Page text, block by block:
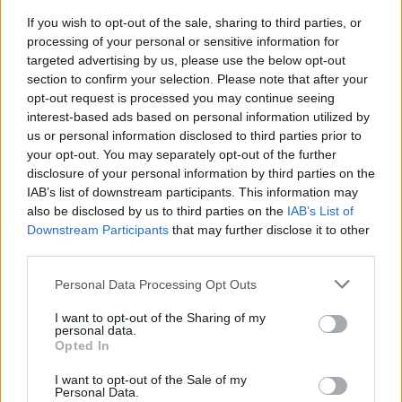
If you wish to opt-out of the sale, sharing to third parties, or
processing of your personal or sensitive information for
targeted advertising by us, please use the below opt-out
section to confirm your selection. Please note that after your
opt-out request is processed you may continue seeing
interest-based ads based on personal information utilized by
us or personal information disclosed to third parties prior to
your opt-out. You may separately opt-out of the further
disclosure of your personal information by third parties on the
IAB’s list of downstream participants. This information may
also be disclosed by us to third parties on the IAB’s List of
Downstream Participants that may further disclose it to other
Personal Data Processing Opt Outs
I want to opt-out of the Sharing of my
personal data.
Opted In
I want to opt-out of the Sale of my
Personal Data.
xyz2345
Krostka na wardze sromowej
Wyskoczył mi taki guzek na wardze sromowej
mniejszej, w dotyku jest to mała kulka która boli
gdy się dotyka. Co to może być ? Czy to źle
wygląda?
Forum: Ginekologia - forum dla rodziny i
pacjentki
przezierność karkowa
embolizacja mięśniaków macicy